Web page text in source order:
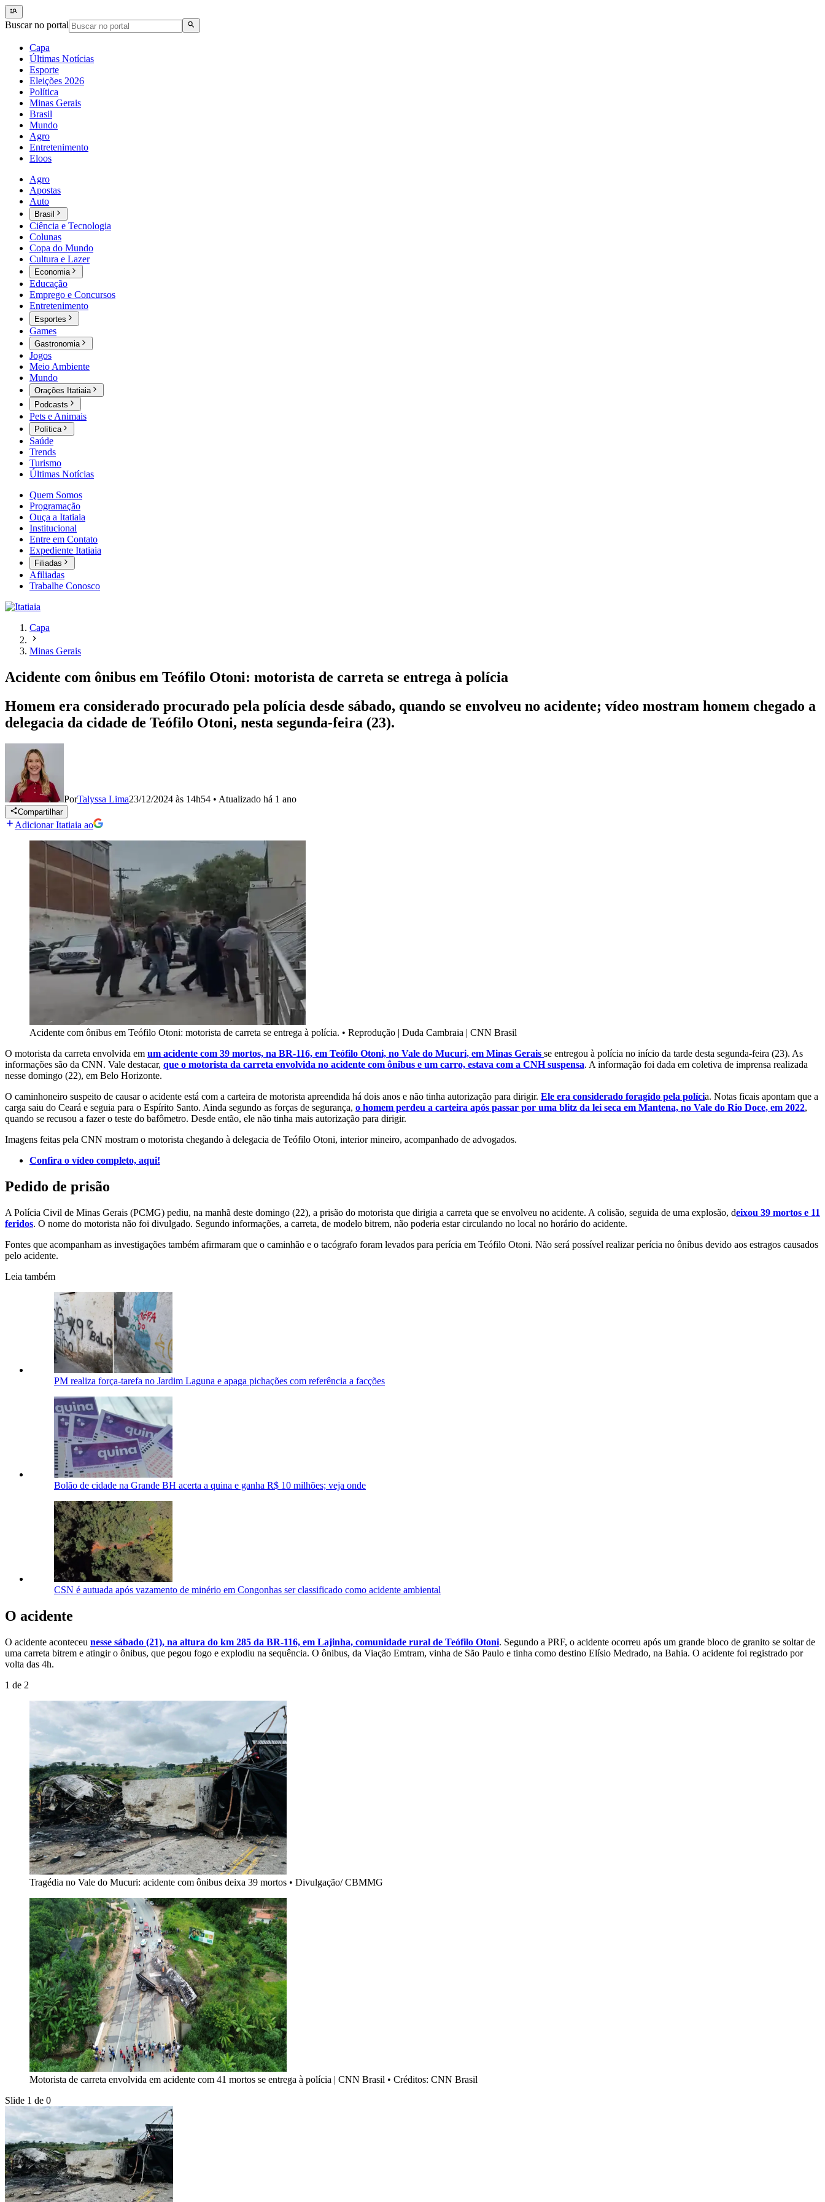
Buscar no portal
Capa
Últimas Notícias
Esporte
Eleições 2026
Política
Minas Gerais
Brasil
Mundo
Agro
Entretenimento
Eloos
Agro
Apostas
Auto
Brasil
Ciência e Tecnologia
Colunas
Copa do Mundo
Cultura e Lazer
Economia
Educação
Emprego e Concursos
Entretenimento
Esportes
Games
Gastronomia
Jogos
Meio Ambiente
Mundo
Orações Itatiaia
Podcasts
Pets e Animais
Política
Saúde
Trends
Turismo
Últimas Notícias
Quem Somos
Programação
Ouça a Itatiaia
Institucional
Entre em Contato
Expediente Itatiaia
Filiadas
Afiliadas
Trabalhe Conosco
Capa
Minas Gerais
Acidente com ônibus em Teófilo Otoni: motorista de carreta se entrega à polícia
Homem era considerado procurado pela polícia desde sábado, quando se envolveu no acidente; vídeo mostram homem chegado a
delegacia da cidade de Teófilo Otoni, nesta segunda-feira (23).
PorTalyssa Lima23/12/2024 às 14h54 • Atualizado há 1 ano
Compartilhar
Adicionar Itatiaia ao
Acidente com ônibus em Teófilo Otoni: motorista de carreta se entrega à polícia. • Reprodução | Duda Cambraia | CNN Brasil
O motorista da carreta envolvida em um acidente com 39 mortos, na BR-116, em Teófilo Otoni, no Vale do Mucuri, em Minas Gerais se entregou à polícia no início da tarde desta segunda-feira (23). As
informações são da CNN. Vale destacar, que o motorista da carreta envolvida no acidente com ônibus e um carro, estava com a CNH suspensa. A informação foi dada em coletiva de imprensa realizada
nesse domingo (22), em Belo Horizonte.
O caminhoneiro suspeito de causar o acidente está com a carteira de motorista apreendida há dois anos e não tinha autorização para dirigir. Ele era considerado foragido pela polícia. Notas ficais apontam que a
carga saiu do Ceará e seguia para o Espírito Santo. Ainda segundo as forças de segurança, o homem perdeu a carteira após passar por uma blitz da lei seca em Mantena, no Vale do Rio Doce, em 2022,
quando se recusou a fazer o teste do bafômetro. Desde então, ele não tinha mais autorização para dirigir.
Imagens feitas pela CNN mostram o motorista chegando à delegacia de Teófilo Otoni, interior mineiro, acompanhado de advogados.
Confira o vídeo completo, aqui!
Pedido de prisão
A Polícia Civil de Minas Gerais (PCMG) pediu, na manhã deste domingo (22), a prisão do motorista que dirigia a carreta que se envolveu no acidente. A colisão, seguida de uma explosão, deixou 39 mortos e 11
feridos. O nome do motorista não foi divulgado. Segundo informações, a carreta, de modelo bitrem, não poderia estar circulando no local no horário do acidente.
Fontes que acompanham as investigações também afirmaram que o caminhão e o tacógrafo foram levados para perícia em Teófilo Otoni. Não será possível realizar perícia no ônibus devido aos estragos causados
pelo acidente.
Leia também
PM realiza força-tarefa no Jardim Laguna e apaga pichações com referência a facções
Bolão de cidade na Grande BH acerta a quina e ganha R$ 10 milhões; veja onde
CSN é autuada após vazamento de minério em Congonhas ser classificado como acidente ambiental
O acidente
O acidente aconteceu nesse sábado (21), na altura do km 285 da BR-116, em Lajinha, comunidade rural de Teófilo Otoni. Segundo a PRF, o acidente ocorreu após um grande bloco de granito se soltar de
uma carreta bitrem e atingir o ônibus, que pegou fogo e explodiu na sequência. O ônibus, da Viação Emtram, vinha de São Paulo e tinha como destino Elísio Medrado, na Bahia. O acidente foi registrado por
volta das 4h.
1 de 2
Tragédia no Vale do Mucuri: acidente com ônibus deixa 39 mortos • Divulgação/ CBMMG
Motorista de carreta envolvida em acidente com 41 mortos se entrega à polícia | CNN Brasil • Créditos: CNN Brasil
Slide 1 de 0